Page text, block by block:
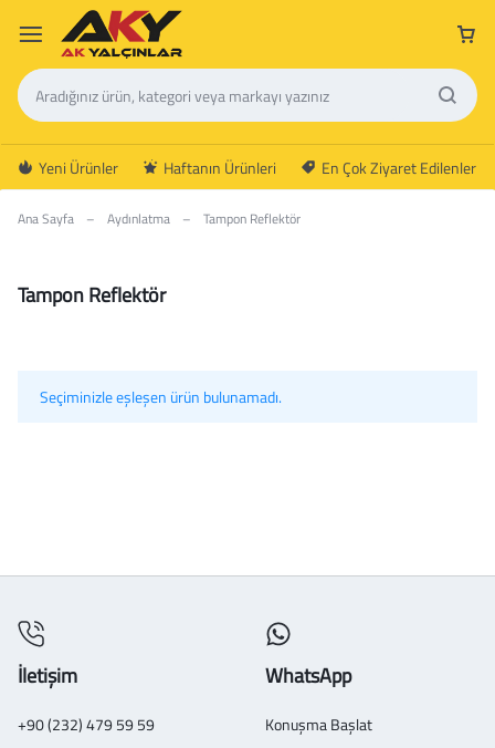
Yeni Ürünler Haftanın Ürünleri En Çok Ziyaret Edilenler
Ana Sayfa – Aydınlatma – Tampon Reflektör
Tampon Reflektör
Seçiminizle eşleşen ürün bulunamadı.
İletişim
+90 (232) 479 59 59
WhatsApp
Konuşma Başlat